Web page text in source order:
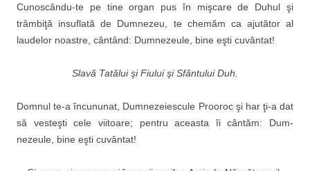
Cunoscându-te pe tine organ pus în mişcare de Duhul şi
trâmbiţă insuflată de Dum­nezeu, te chemăm ca ajutător al
laudelor noastre, cântând: Dumnezeule, bine eşti cuvântat!
Slavă Tatălui şi Fiului şi Sfântului Duh.
Domnul te-a încununat, Dumnezeiescule Prooroc şi har ţi-a dat
să vesteşti cele viitoare; pentru aceasta îi cântăm: Dum­
nezeule, bine eşti cuvântat!